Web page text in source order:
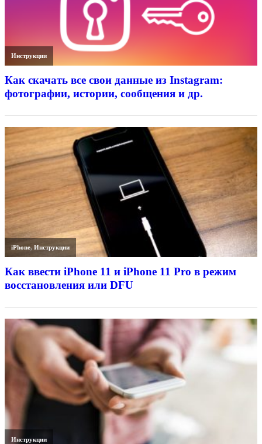
Инструкции
Как скачать все свои данные из Instagram:
фотографии, истории, сообщения и др.
iPhone,Инструкции
Как ввести iPhone 11 и iPhone 11 Pro в режим
восстановления или DFU
Инструкции